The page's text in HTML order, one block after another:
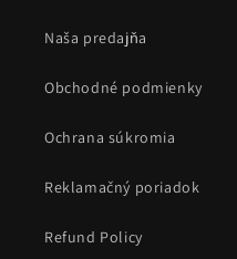
Naša predajňa
Obchodné podmienky
Ochrana súkromia
Reklamačný poriadok
Refund Policy